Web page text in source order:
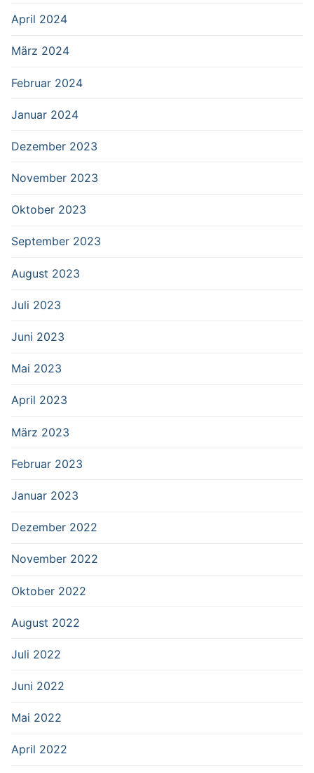
April 2024
März 2024
Februar 2024
Januar 2024
Dezember 2023
November 2023
Oktober 2023
September 2023
August 2023
Juli 2023
Juni 2023
Mai 2023
April 2023
März 2023
Februar 2023
Januar 2023
Dezember 2022
November 2022
Oktober 2022
August 2022
Juli 2022
Juni 2022
Mai 2022
April 2022